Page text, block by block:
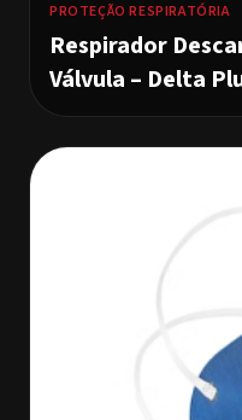
PROTEÇÃO RESPIRATÓRIA
Respirador
Válvula – Delta